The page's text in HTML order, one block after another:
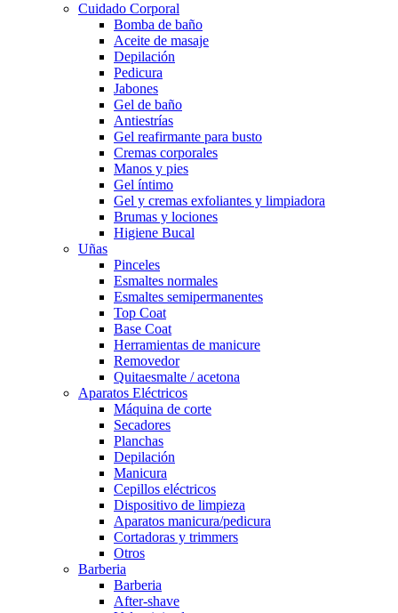
Cuidado Corporal
Bomba de baño
Aceite de masaje
Depilación
Pedicura
Jabones
Gel de baño
Antiestrías
Gel reafirmante para busto
Cremas corporales
Manos y pies
Gel íntimo
Gel y cremas exfoliantes y limpiadora
Brumas y lociones
Higiene Bucal
Uñas
Pinceles
Esmaltes normales
Esmaltes semipermanentes
Top Coat
Base Coat
Herramientas de manicure
Removedor
Quitaesmalte / acetona
Aparatos Eléctricos
Máquina de corte
Secadores
Planchas
Depilación
Manicura
Cepillos eléctricos
Dispositivo de limpieza
Aparatos manicura/pedicura
Cortadoras y trimmers
Otros
Barberia
Barberia
After-shave